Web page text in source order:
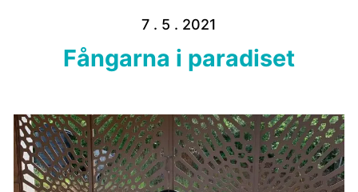
7 . 5 . 2021
Fångarna i paradiset